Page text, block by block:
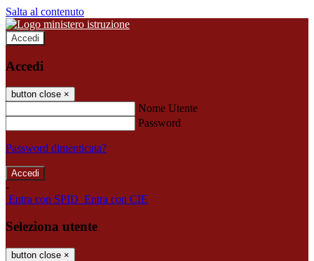
Salta al contenuto
Accedi
Accedi
button close ×
Nome Utente
Password
Password dimenticata?
-
Entra con SPID Entra con CIE
Seleziona utente
button close ×